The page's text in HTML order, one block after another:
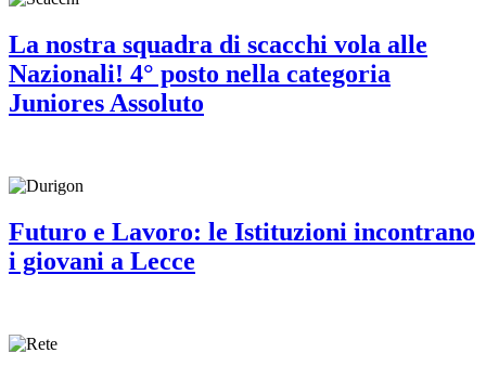
La nostra squadra di scacchi vola alle
Nazionali! 4° posto nella categoria
Juniores Assoluto
Futuro e Lavoro: le Istituzioni incontrano
i giovani a Lecce